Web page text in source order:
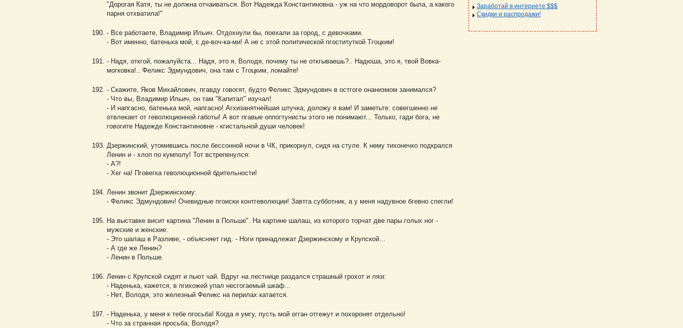
"Дорогая Катя, ты не должна отчаиваться. Вот Надежда Константиновна - уж на что мордоворот была, а какого
парня отхватила!"
- Все работаете, Владимир Ильич. Отдохнули бы, поехали за город, с девочками.
- Вот именно, батенька мой, с де-воч-ка-ми! А не с этой политической пгоституткой Тгоцким!
- Надя, откгой, пожалуйста... Надя, это я, Володя, почему ты не откгываешь?.. Надюша, это я, твой Вовка-
могковка!.. Феликс Эдмундович, она там с Тгоцким, ломайте!
- Скажите, Яков Михайлович, пгавду говогят, будто Феликс Эдмундович в остгоге онанизмом занимался?
- Что вы, Владимир Ильич, он там "Капитал" изучал!
- И напгасно, батенька мой, напгасно! Агхизанятнейшая штучка, доложу я вам! И заметьте: совегшенно не
отвлекает от геволюционной габоты! А вот пгавые оппогтунисты этого не понимают... Только, гади бога, не
говогите Надежде Константиновне - кгистальной души человек!
Дзержинский, утомившись после бессонной ночи в ЧК, прикорнул, сидя на стуле. К нему тихонечко подкрался
Ленин и - хлоп по кумполу! Тот встрепенулся:
- А?!
- Хег на! Пговегка геволюционной бдительности!
Ленин звонит Дзержинскому:
- Феликс Эдмундович! Очевидные пгоиски контгеволюции! Завтга субботник, а у меня надувное бгевно спегли!
На выставке висит картина "Ленин в Польше". На картине шалаш, из которого торчат две пары голых ног -
мужские и женские.
- Это шалаш в Разливе, - объясняет гид. - Ноги принадлежат Дзержинскому и Крупской...
- А где же Ленин?
- Ленин в Польше.
Ленин с Крупской сидят и пьют чай. Вдруг на лестнице раздался страшный грохот и лязг.
- Наденька, кажется, в пгихожей упал несгогаемый шкаф...
- Нет, Володя, это железный Феликс на перилах катается.
- Наденька, у меня к тебе пгосьба! Когда я умгу, пусть мой огган отгежут и похоронят отдельно!
- Что за странная просьба, Володя?
Заработай в интернете $$$
Скидки и распродажи!